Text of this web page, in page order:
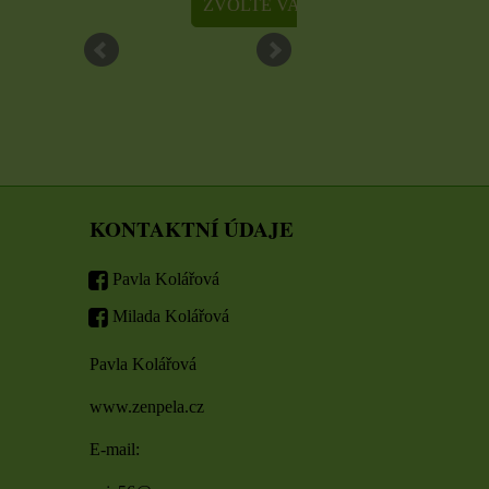
ZVOLTE VARIANTU
KONTAKTNÍ ÚDAJE
Pavla Kolářová
Milada Kolářová
Pavla Kolářová
www.zenpela.cz
E-mail: